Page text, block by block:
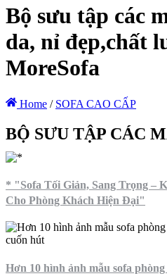
Bộ sưu tập các
da, nỉ đẹp,chất
MoreSofa
Home / SOFA CAO CẤP
BỘ SƯU TẬP CÁC
* "Sofa Tối Giản, Sang Trọng –
Cho Phòng Khách Hiện Đại"
Hơn 10 hình ảnh mẫu sofa